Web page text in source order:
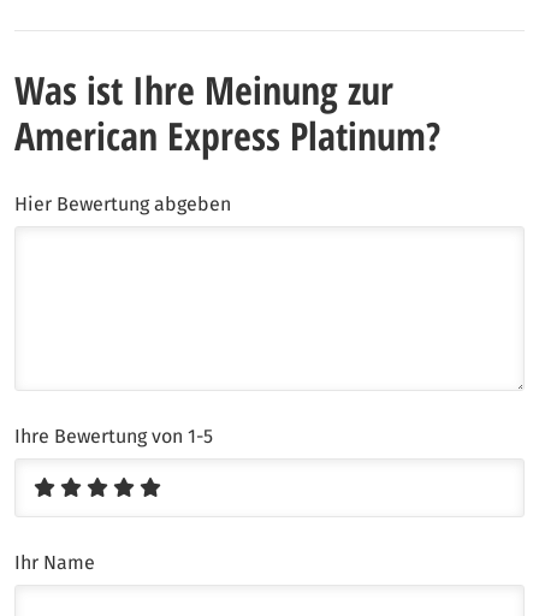
Was ist Ihre Meinung zur
American Express Platinum?
Hier Bewertung abgeben
Ihre Bewertung von 1-5
Ihr Name